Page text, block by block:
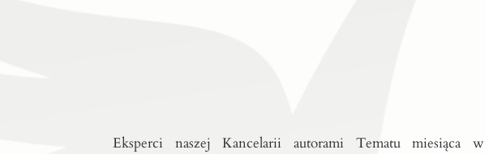
Eksperci naszej Kancelarii autorami Tematu miesiąca w